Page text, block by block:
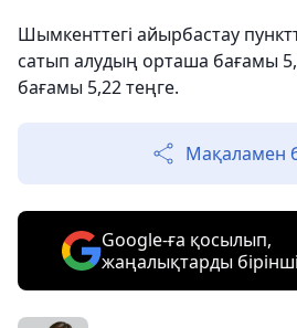
Шымкенттегі айырбастау
сатып алудың орташа бағамы
бағамы 5,22 теңге.
Мақаламен
Google-ға қосылып,
жаңалықтарды